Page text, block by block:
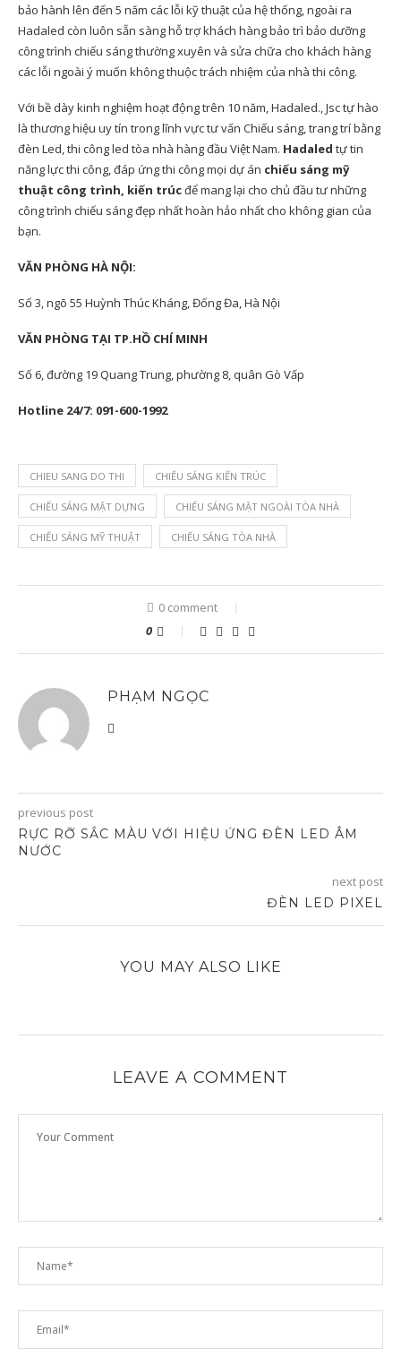
bảo hành lên đến 5 năm các lỗi kỹ thuật của hệ thống, ngoài ra
Hadaled còn luôn sẵn sàng hỗ trợ khách hàng bảo trì bảo dưỡng
công trình chiếu sáng thường xuyên và sửa chữa cho khách hàng
các lỗi ngoài ý muốn không thuộc trách nhiệm của nhà thi công.
Với bề dày kinh nghiệm hoạt động trên 10 năm, Hadaled., Jsc tự hào
là thương hiệu uy tín trong lĩnh vực tư vấn Chiếu sáng, trang trí bằng
đèn Led, thi công led tòa nhà hàng đầu Việt Nam. Hadaled tự tin
năng lực thi công, đáp ứng thi công mọi dự án chiếu sáng mỹ
thuật công trình, kiến trúcđể mang lại cho chủ đầu tư những
công trình chiếu sáng đẹp nhất hoàn hảo nhất cho không gian của
bạn.
VĂN PHÒNG HÀ NỘI:
Số 3, ngõ 55 Huỳnh Thúc Kháng, Đống Đa, Hà Nội
VĂN PHÒNG TẠI TP.HỒ CHÍ MINH
Số 6, đường 19 Quang Trung, phường 8, quân Gò Vấp
Hotline 24/7: 091-600-1992
CHIEU SANG DO THI CHIẾU SÁNG KIẾN TRÚC
CHIẾU SÁNG MẶT DỰNG CHIẾU SÁNG MẶT NGOÀI TÒA NHÀ
CHIẾU SÁNG MỸ THUẬT CHIẾU SÁNG TÒA NHÀ
0 comment
0
PHẠM NGỌC
previous post
RỰC RỠ SẮC MÀU VỚI HIỆU ỨNG ĐÈN LED ÂM
NƯỚC
next post
ĐÈN LED PIXEL
YOU MAY ALSO LIKE
LEAVE A COMMENT